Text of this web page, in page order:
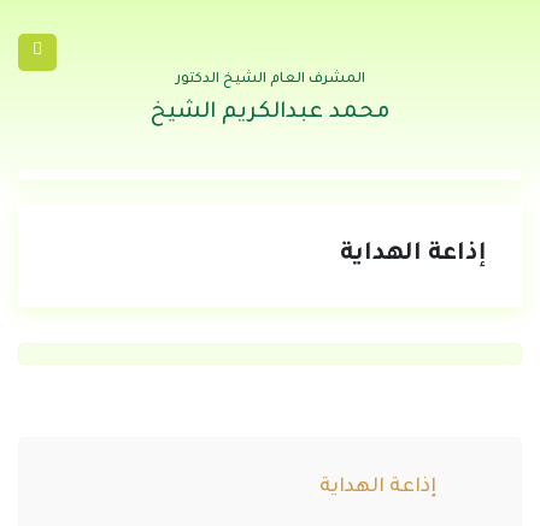
المشرف العام الشيخ الدكتور
محمد عبدالكريم الشيخ
إذاعة الهداية
إذاعة الهداية